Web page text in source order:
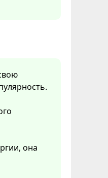
она